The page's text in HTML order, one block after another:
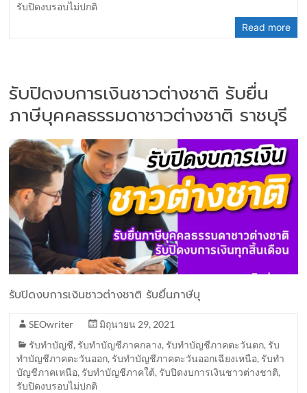
รับปิดงบรอบไม่ปกติ
Read more
รับปิดงบการเงินชาวต่างชาติ รับยื่น
ภาษีบุคคลธรรมดาชาวต่างชาติ ราชบุรี
รับปิดงบการเงินชาวต่างชาติ รับยื่นภาษีบุ
SEOwriter
มิถุนายน 29, 2021
รับทำบัญชี, รับทำบัญชีภาคกลาง, รับทำบัญชีภาคตะวันตก, รับ
ทำบัญชีภาคตะวันออก, รับทำบัญชีภาคตะวันออกเฉียงเหนือ, รับทำ
บัญชีภาคเหนือ, รับทำบัญชีภาคใต้, รับปิดงบการเงินชาวต่างชาติ,
รับปิดงบรอบไม่ปกติ